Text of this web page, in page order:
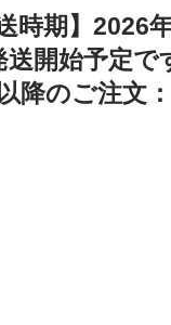
送時期】
送開始予定で
降のご注文